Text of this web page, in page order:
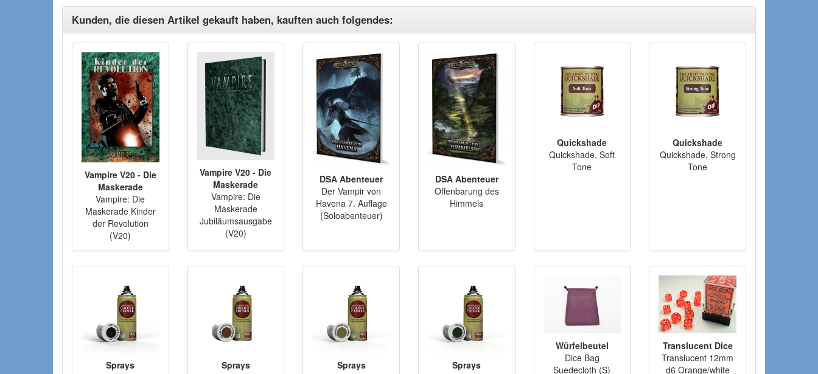
Kunden, die diesen Artikel gekauft haben, kauften auch folgendes:
Vampire V20 - Die
Maskerade
Vampire: Die
Maskerade Kinder
der Revolution
(V20)
Vampire V20 - Die
Maskerade
Vampire: Die
Maskerade
Jubiläumsausgabe
(V20)
DSA Abenteuer
Der Vampir von
Havena 7. Auflage
(Soloabenteuer)
DSA Abenteuer
Offenbarung des
Himmels
Quickshade
Quickshade, Soft
Tone
Quickshade
Quickshade, Strong
Tone
Sprays
Sprays
Sprays
Sprays
Würfelbeutel
Dice Bag
Suedecloth (S)
Translucent Dice
Translucent 12mm
d6 Orange/white